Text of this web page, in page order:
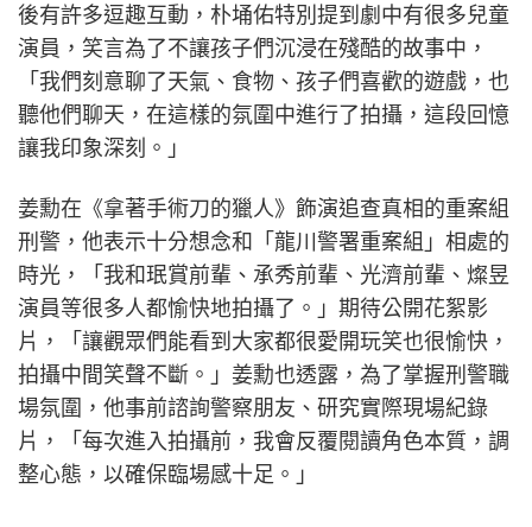
後有許多逗趣互動，朴埇佑特別提到劇中有很多兒童
演員，笑言為了不讓孩子們沉浸在殘酷的故事中，
「我們刻意聊了天氣、食物、孩子們喜歡的遊戲，也
聽他們聊天，在這樣的氛圍中進行了拍攝，這段回憶
讓我印象深刻。」
姜勳在《拿著手術刀的獵人》飾演追查真相的重案組
刑警，他表示十分想念和「龍川警署重案組」相處的
時光，「我和珉賞前輩、承秀前輩、光濟前輩、燦昱
演員等很多人都愉快地拍攝了。」期待公開花絮影
片，「讓觀眾們能看到大家都很愛開玩笑也很愉快，
拍攝中間笑聲不斷。」姜勳也透露，為了掌握刑警職
場氛圍，他事前諮詢警察朋友、研究實際現場紀錄
片，「每次進入拍攝前，我會反覆閱讀角色本質，調
整心態，以確保臨場感十足。」